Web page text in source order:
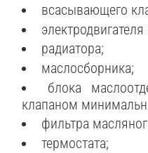
всасывающего
радиатора;
маслосборника;
блока
клапаном
фильтра
термостата;